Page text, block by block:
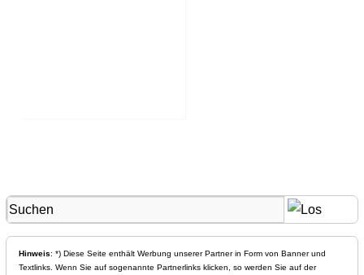
Hinweis: *) Diese Seite enthält Werbung unserer Partner in Form von Banner und
Textlinks. Wenn Sie auf sogenannte Partnerlinks klicken, so werden Sie auf der